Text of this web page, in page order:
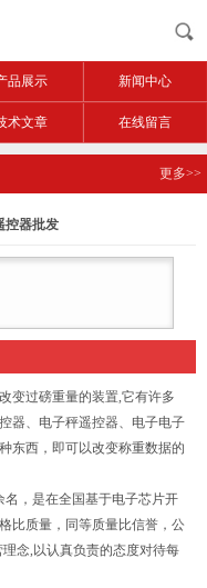
品展示 新闻中心
术文章 在线留言
更多>>
控器批发
变过磅重量的装置,它有许多
器、电子秤遥控器、电子电子
东西，即可以改变称重数据的
名，是在全国基于电子芯片开
比质量，同等质量比信誉，公
念,以认真负责的态度对待每